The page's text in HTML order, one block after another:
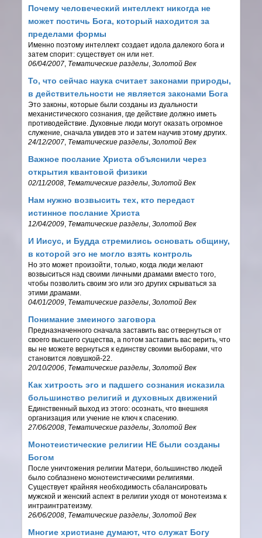
Почему человеческий интеллект никогда не
может постичь Бога, который находится за
пределами формы
Именно поэтому интеллект создает идола далекого бога и
затем спорит: существует он или нет.
06/04/2007 Тематические разделы ,Золотой Век
То, что сейчас наука считает законами природы,
в действительности не является законами Бога
Это законы, которые были созданы из дуальности
механистического сознания, где действие должно иметь
противодействие. Духовные люди могут оказать огромное
служение, сначала увидев это и затем научив этому других.
24/12/2007 Тематические разделы ,Золотой Век
Важное послание Христа объяснили через
открытия квантовой физики
02/11/2008 Тематические разделы ,Золотой Век
Нам нужно возвысить тех, кто передаст
истинное послание Христа
12/04/2009 Тематические разделы ,Золотой Век
И Иисус, и Будда стремились основать общину,
в которой эго не могло взять контроль
Но это может произойти, только, когда люди желают
возвыситься над своими личными драмами вместо того,
чтобы позволить своим эго или эго других скрываться за
этими драмами.
04/01/2009 Тематические разделы ,Золотой Век
Понимание змеиного заговора
Предназначенного сначала заставить вас отвернуться от
своего высшего существа, а потом заставить вас верить, что
вы не можете вернуться к единству своими выборами, что
становится ловушкой-22.
20/10/2006 Тематические разделы ,Золотой Век
Как хитрость эго и падшего сознания исказила
большинство религий и духовных движений
Единственный выход из этого: осознать, что внешняя
организация или учение не ключ к спасению.
27/06/2008 Тематические разделы ,Золотой Век
Монотеистические религии НЕ были созданы
Богом
После уничтожения религии Матери, большинство людей
было соблазнено монотеистическими религиями.
Существует крайняя необходимость сбалансировать
мужской и женский аспект в религии уходя от монотеизма к
интраинтратеизму.
26/06/2008 Тематические разделы ,Золотой Век
Многие христиане думают, что служат Богу